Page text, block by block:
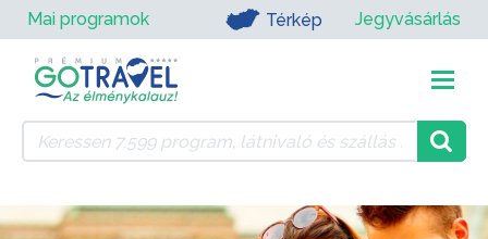
Mai programok Térkép Jegyvásárlás